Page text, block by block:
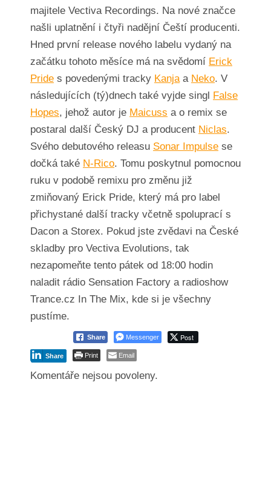
majitele Vectiva Recordings. Na nové značce
našli uplatnění i čtyři nadějní Čeští producenti.
Hned první release nového labelu vydaný na
začátku tohoto měsíce má na svědomí Erick
Pride s povedenými tracky Kanjaa Neko. V
následujících (tý)dnech také vyjde singl False
Hopes, jehož autor je Maicuss a o remix se
postaral další Český DJ a producent Niclas.
Svého debutového releasu Sonar Impulse se
dočká také N-Rico. Tomu poskytnul pomocnou
ruku v podobě remixu pro změnu již
zmiňovaný Erick Pride, který má pro label
přichystané další tracky včetně spoluprací s
Dacon a Storex. Pokud jste zvědavi na České
skladby pro Vectiva Evolutions, tak
nezapomeňte tento pátek od 18:00 hodin
naladit rádio Sensation Factory a radioshow
Trance.cz In The Mix, kde si je všechny
pustíme.
Share Messenger Post
Share Print Email
Komentáře nejsou povoleny.